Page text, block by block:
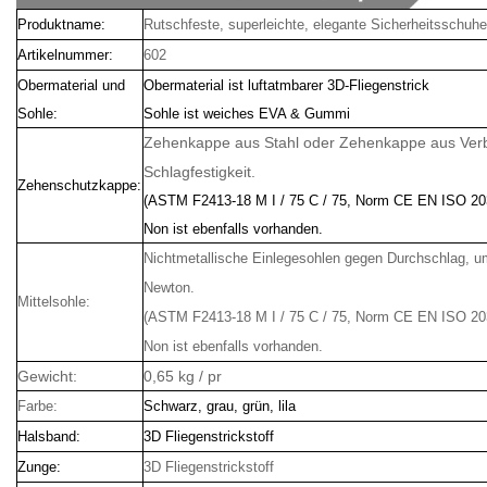
Produktname:
Rutschfeste, superleichte, elegante Sicherheitsschuhe
Artikelnummer:
602
Obermaterial und
Sohle:
Obermaterial ist luftatmbarer 3D-Fliegenstrick
Sohle ist weiches EVA & Gummi
Zehenschutzkappe:
Zehenkappe aus Stahl oder Zehenkappe aus
Schlagfestigkeit.
(ASTM F2413-18 M I / 75 C / 75, Norm CE EN ISO
Non ist ebenfalls vorhanden.
Mittelsohle:
Nichtmetallische Einlegesohlen gegen Durchschlag,
Newton.
(ASTM F2413-18 M I / 75 C / 75, Norm CE EN ISO
Non ist ebenfalls vorhanden.
Gewicht: 0,65 kg / pr
Farbe:
Schwarz, grau, grün, lila
Halsband:
3D Fliegenstrickstoff
Zunge:
3D Fliegenstrickstoff